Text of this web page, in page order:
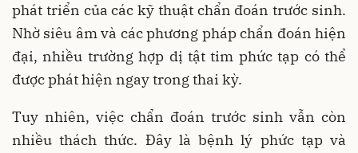
phát triển của các kỹ thuật chẩn đoán trước sinh.
Nhờ siêu âm và các phương pháp chẩn đoán hiện
đại, nhiều trường hợp dị tật tim phức tạp có thể
được phát hiện ngay trong thai kỳ.
Tuy nhiên, việc chẩn đoán trước sinh vẫn còn
nhiều thách thức. Đây là bệnh lý phức tạp và